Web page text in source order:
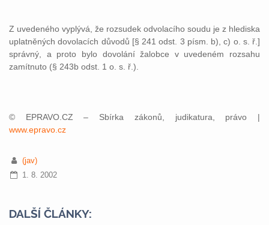
Z uvedeného vyplývá, že rozsudek odvolacího soudu je z hlediska
uplatněných dovolacích důvodů [§ 241 odst. 3 písm. b), c) o. s. ř.]
správný, a proto bylo dovolání žalobce v uvedeném rozsahu
zamítnuto (§ 243b odst. 1 o. s. ř.).
© EPRAVO.CZ – Sbírka zákonů, judikatura, právo |
www.epravo.cz
(jav)
1. 8. 2002
DALŠÍ ČLÁNKY: